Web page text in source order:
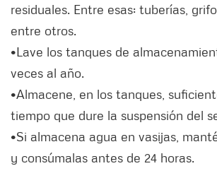
residuales. Entre esas: tuberías,
entre otros.
•Lave los tanques de
veces al año.
•Almacene, en los tanques,
tiempo que dure la suspensión del
•Si almacena agua en vasijas,
y consúmalas antes de 24 horas.